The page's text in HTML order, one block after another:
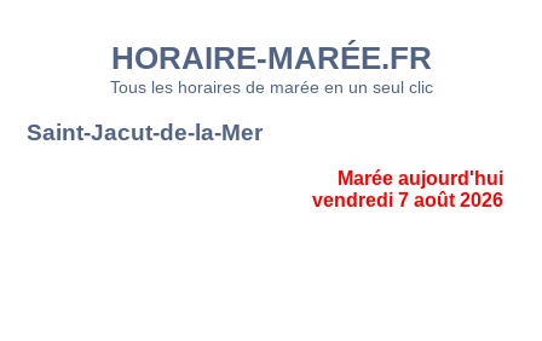
HORAIRE-MARÉE.FR
Tous les horaires de marée en un seul clic
Saint-Jacut-de-la-Mer
Marée aujourd'hui
vendredi 7 août 2026